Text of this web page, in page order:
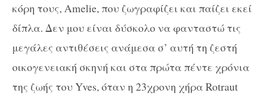
κόρη τους,Amelie, που ζωγραφίζει και παίζει εκεί
δίπλα. Δεν μου είναι δύσκολο να φανταστώ τις
μεγάλες αντιθέσεις ανάμεσα σ’ αυτή τη ζεστή
οικογενειακή σκηνή και στα πρώτα πέντε χρόνια
της ζωής του Yves, όταν η 23χρονη χήραRotraut